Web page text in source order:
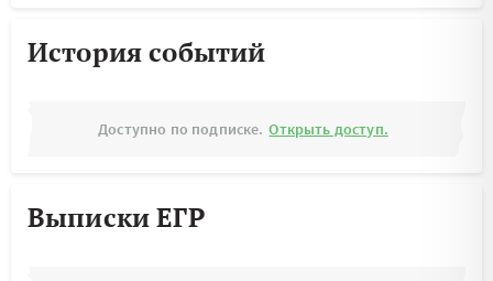
История событий
Доступно по подписке. Открыть доступ.
Выписки ЕГР